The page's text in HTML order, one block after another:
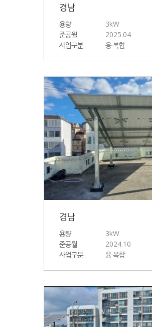
경남
용량
3kW
준공월
2025.04
사업구분
융·복합
경남
용량
3kW
준공월
2024.10
사업구분
융·복합